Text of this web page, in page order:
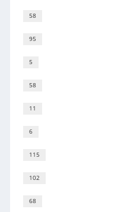
58
95
5
58
11
6
115
102
68